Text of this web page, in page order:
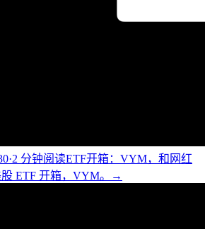
·2 分钟阅读ETF开箱：VYM，和网红
ETF 开箱，VYM。 →